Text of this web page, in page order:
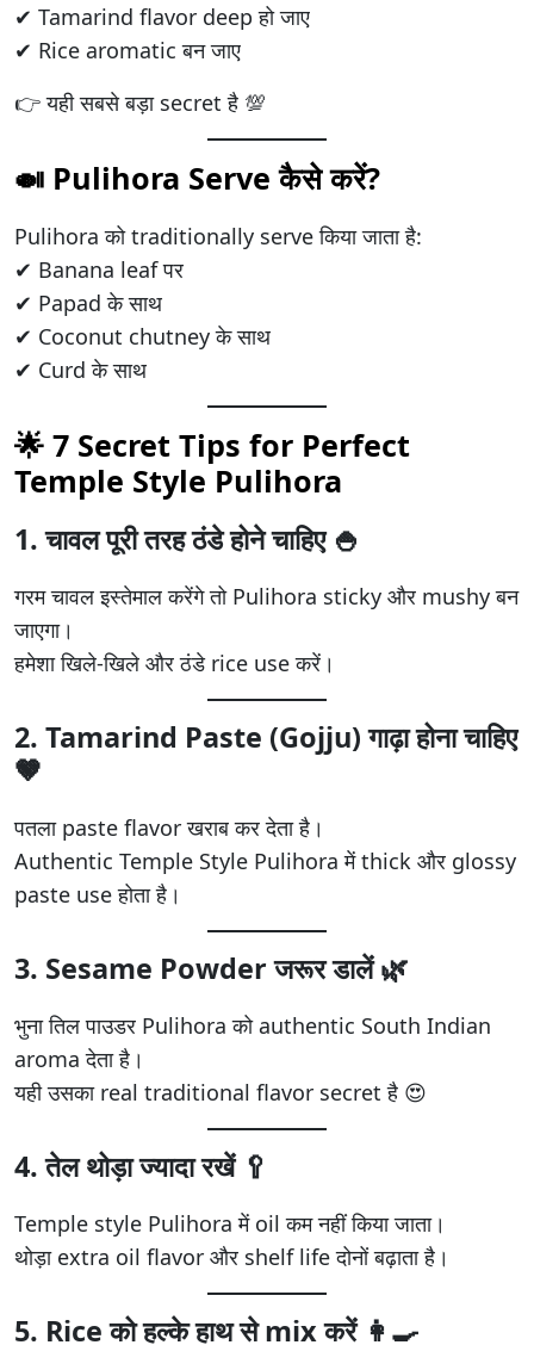
✔ Tamarind flavor deep हो जाए
✔ Rice aromatic बन जाए
👉 यही सबसे बड़ा secret है 💯
🍛 Pulihora Serve कैसे करें?
Pulihora को traditionally serve किया जाता है:
✔ Banana leaf पर
✔ Papad के साथ
✔ Coconut chutney के साथ
✔ Curd के साथ
🌟 7 Secret Tips for Perfect
Temple Style Pulihora
1. चावल पूरी तरह ठंडे होने चाहिए 🍚
गरम चावल इस्तेमाल करेंगे तो Pulihora sticky और mushy बन
जाएगा।
हमेशा खिले-खिले और ठंडे rice use करें।
2. Tamarind Paste (Gojju) गाढ़ा होना चाहिए
🤎
पतला paste flavor खराब कर देता है।
Authentic Temple Style Pulihora में thick और glossy
paste use होता है।
3. Sesame Powder जरूर डालें 🌿
भुना तिल पाउडर Pulihora को authentic South Indian
aroma देता है।
यही उसका real traditional flavor secret है 😍
4. तेल थोड़ा ज्यादा रखें 🥄
Temple style Pulihora में oil कम नहीं किया जाता।
थोड़ा extra oil flavor और shelf life दोनों बढ़ाता है।
5. Rice को हल्के हाथ से mix करें 👩‍🍳